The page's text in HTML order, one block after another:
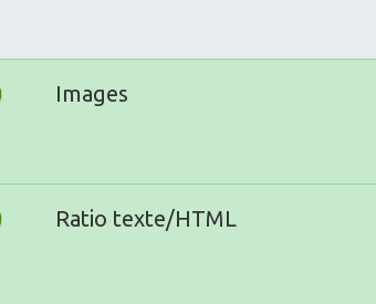
Images
Ratio texte/HTML